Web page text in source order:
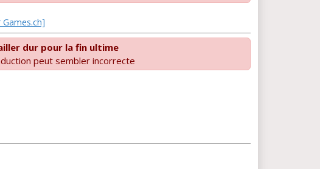
dur pour la fin ultime
peut sembler incorrecte